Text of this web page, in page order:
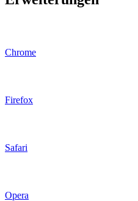
Chrome
Firefox
Safari
Opera